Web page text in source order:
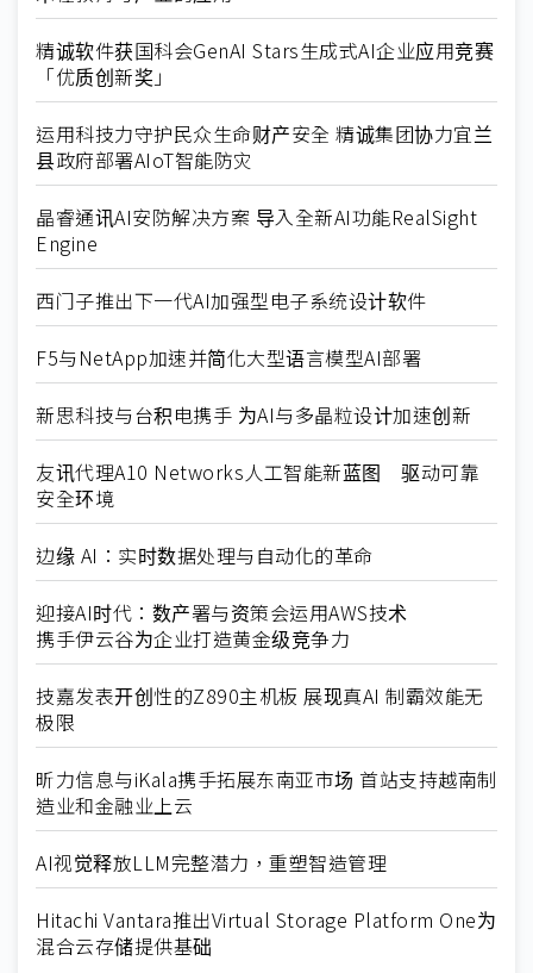
精诚软件获国科会GenAI Stars生成式AI企业应用竞赛
「优质创新奖」
运用科技力守护民众生命财产安全 精诚集团协力宜兰
县政府部署AIoT智能防灾
晶睿通讯AI安防解决方案 导入全新AI功能RealSight
Engine
西门子推出下一代AI加强型电子系统设计软件
F5与NetApp加速并简化大型语言模型AI部署
新思科技与台积电携手 为AI与多晶粒设计加速创新
友讯代理A10 Networks人工智能新蓝图 驱动可靠
安全环境
边缘 AI：实时数据处理与自动化的革命
迎接AI时代：数产署与资策会运用AWS技术
携手伊云谷为企业打造黄金级竞争力
技嘉发表开创性的Z890主机板 展现真AI 制霸效能无
极限
昕力信息与iKala携手拓展东南亚市场 首站支持越南制
造业和金融业上云
AI视觉释放LLM完整潜力，重塑智造管理
Hitachi Vantara推出Virtual Storage Platform One为
混合云存储提供基础